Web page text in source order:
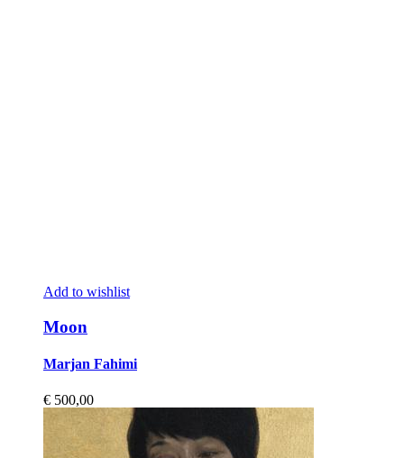
Add to wishlist
Moon
Marjan Fahimi
€ 500,00